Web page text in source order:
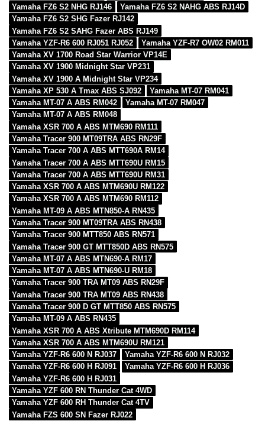
Yamaha FZ6 S2 NHG RJ146
Yamaha FZ6 S2 NAHG ABS RJ14D
Yamaha FZ6 S2 SHG Fazer RJ142
Yamaha FZ6 S2 SAHG Fazer ABS RJ149
Yamaha YZF-R6 600 RJ051 RJ052
Yamaha YZF-R7 OW02 RM011
Yamaha XV 1700 Road Star Warrior VP14E
Yamaha XV 1900 Midnight Star VP231
Yamaha XV 1900 A Midnight Star VP234
Yamaha XP 530 A Tmax ABS SJ092
Yamaha MT-07 RM041
Yamaha MT-07 A ABS RM042
Yamaha MT-07 RM047
Yamaha MT-07 A ABS RM048
Yamaha XSR 700 A ABS MTM690 RM111
Yamaha Tracer 900 MT09TRA ABS RN29F
Yamaha Tracer 700 A ABS MTT690A RM14
Yamaha Tracer 700 A ABS MTT690U RM15
Yamaha Tracer 700 A ABS MTT690U RM31
Yamaha XSR 700 A ABS MTM690U RM122
Yamaha XSR 700 A ABS MTM690 RM112
Yamaha MT-09 A ABS MTN850-A RN435
Yamaha Tracer 900 MT09TRA ABS RN438
Yamaha Tracer 900 MTT850 ABS RN571
Yamaha Tracer 900 GT MTT850D ABS RN575
Yamaha MT-07 A ABS MTN690-A RM17
Yamaha MT-07 A ABS MTN690-U RM18
Yamaha Tracer 900 TRA MT09 ABS RN29F
Yamaha Tracer 900 TRA MT09 ABS RN438
Yamaha Tracer 900 D GT MTT850 ABS RN575
Yamaha MT-09 A ABS RN435
Yamaha XSR 700 A ABS Xtribute MTM690D RM114
Yamaha XSR 700 A ABS MTM690U RM121
Yamaha YZF-R6 600 N RJ037
Yamaha YZF-R6 600 N RJ032
Yamaha YZF-R6 600 H RJ091
Yamaha YZF-R6 600 H RJ036
Yamaha YZF-R6 600 H RJ031
Yamaha YZF 600 RN Thunder Cat 4WD
Yamaha YZF 600 RH Thunder Cat 4TV
Yamaha FZS 600 SN Fazer RJ022